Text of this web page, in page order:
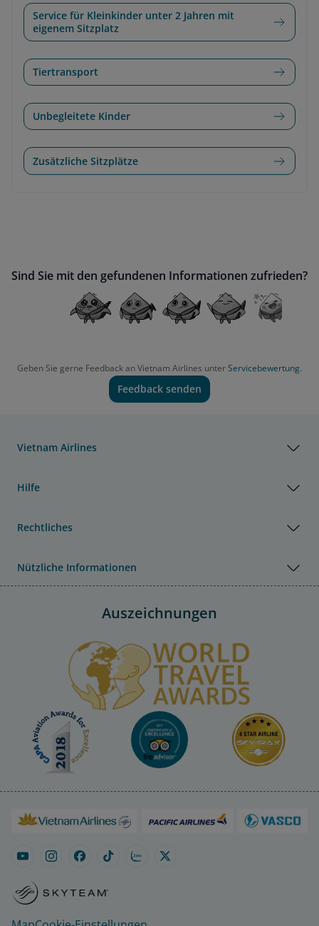
Service für Kleinkinder unter 2 Jahren mit
eigenem Sitzplatz
Tiertransport
Unbegleitete Kinder
Zusätzliche Sitzplätze
Sind Sie mit den gefundenen Informationen zufrieden?
Geben Sie gerne Feedback an Vietnam Airlines unterServicebewertung.
Feedback senden
Vietnam Airlines
Hilfe
Rechtliches
Nützliche Informationen
Auszeichnungen